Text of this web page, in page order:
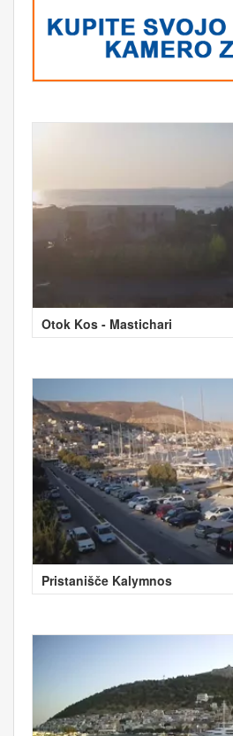
Otok Kos - Mastichari
Pristanišče Kalymnos